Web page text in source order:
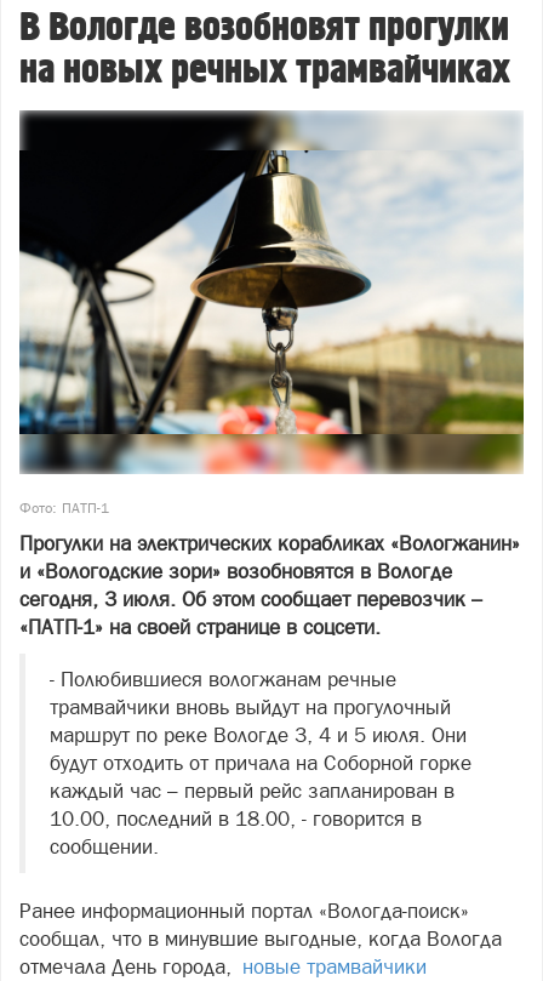
В Вологде возобновят прогулки
на новых речных трамвайчиках
Фото: ПАТП-1
Прогулки на электрических корабликах «Вологжанин»
и «Вологодские зори» возобновятся в Вологде
сегодня, 3 июля. Об этом сообщает перевозчик –
«ПАТП-1» на своей странице в соцсети.
- Полюбившиеся вологжанам речные
трамвайчики вновь выйдут на прогулочный
маршрут по реке Вологде 3, 4 и 5 июля. Они
будут отходить от причала на Соборной горке
каждый час – первый рейс запланирован в
10.00, последний в 18.00, - говорится в
сообщении.
Ранее информационный портал «Вологда-поиск»
сообщал, что в минувшие выгодные, когда Вологда
отмечала День города, новые трамвайчики